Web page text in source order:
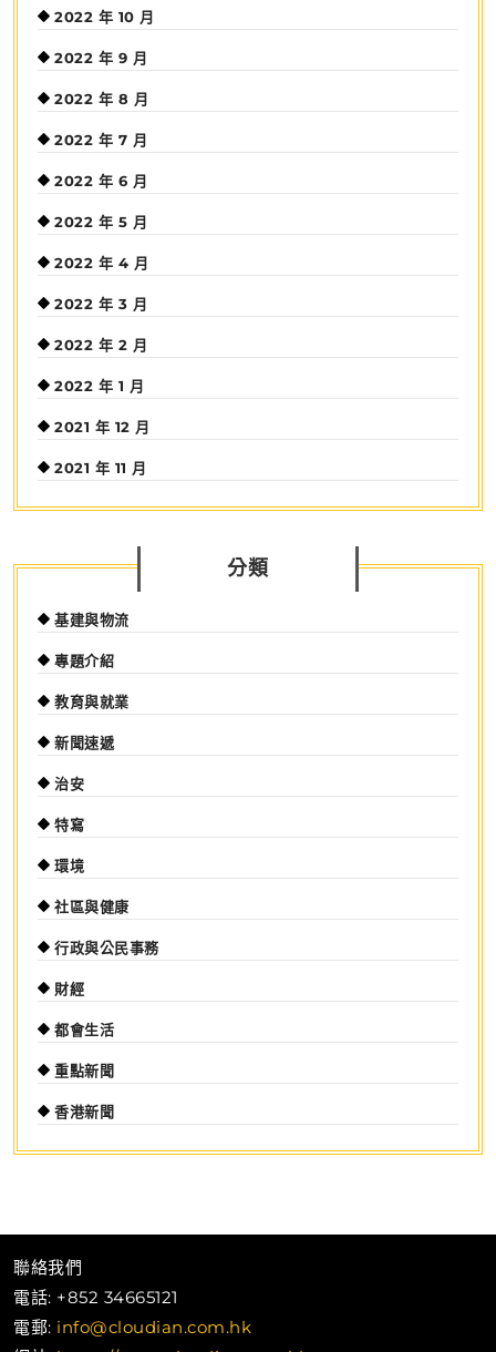
2022 年 10 月
2022 年 9 月
2022 年 8 月
2022 年 7 月
2022 年 6 月
2022 年 5 月
2022 年 4 月
2022 年 3 月
2022 年 2 月
2022 年 1 月
2021 年 12 月
2021 年 11 月
分類
基建與物流
專題介紹
教育與就業
新聞速遞
治安
特寫
環境
社區與健康
行政與公民事務
財經
都會生活
重點新聞
香港新聞
聯絡我們
電話: +852 34665121
電郵: info@cloudian.com.hk